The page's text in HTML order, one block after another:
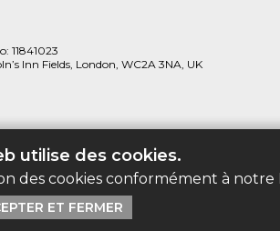
utilise des cookies.
des cookies conformément à notre
ET FERMER
11841023
Inn Fields, London, WC2A 3NA, UK